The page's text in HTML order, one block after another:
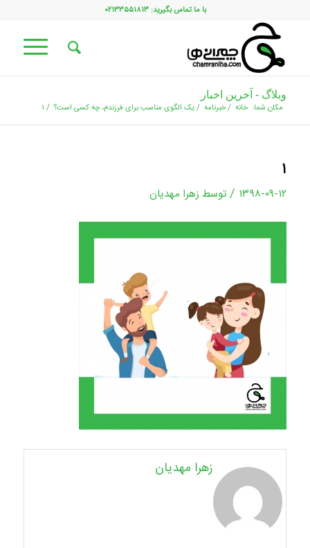
با ما تماس بگیرید: ۰۲۱۳۳۵۵۱۸۱۳
وبلاگ - آخرین اخبار
مکان شما: خانه /خبرنامه /یک الگوی مناسب برای فرزندم، چه کسی است؟ / ۱
۱
۱۳۹۸-۰۹-۱۲ / توسط زهرا مهدیان
زهرا مهدیان